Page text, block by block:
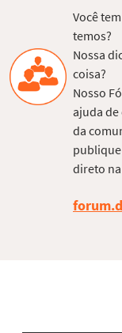
Você
temos?
Nossa
coisa?
Nosso
ajuda
da
direto